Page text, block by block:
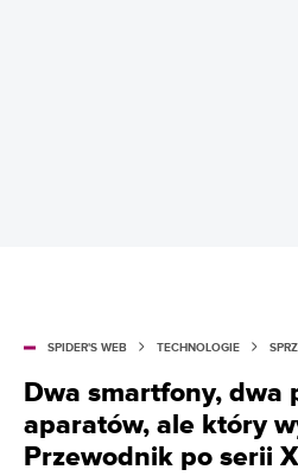
SPIDER'S WEB TECHNOLOGIE
Dwa smartfony, dwa
aparatów, ale który
Przewodnik po serii